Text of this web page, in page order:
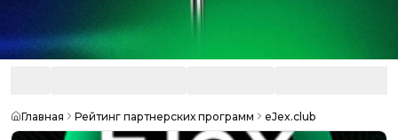
Главная Рейтинг партнерских программ eJex.club